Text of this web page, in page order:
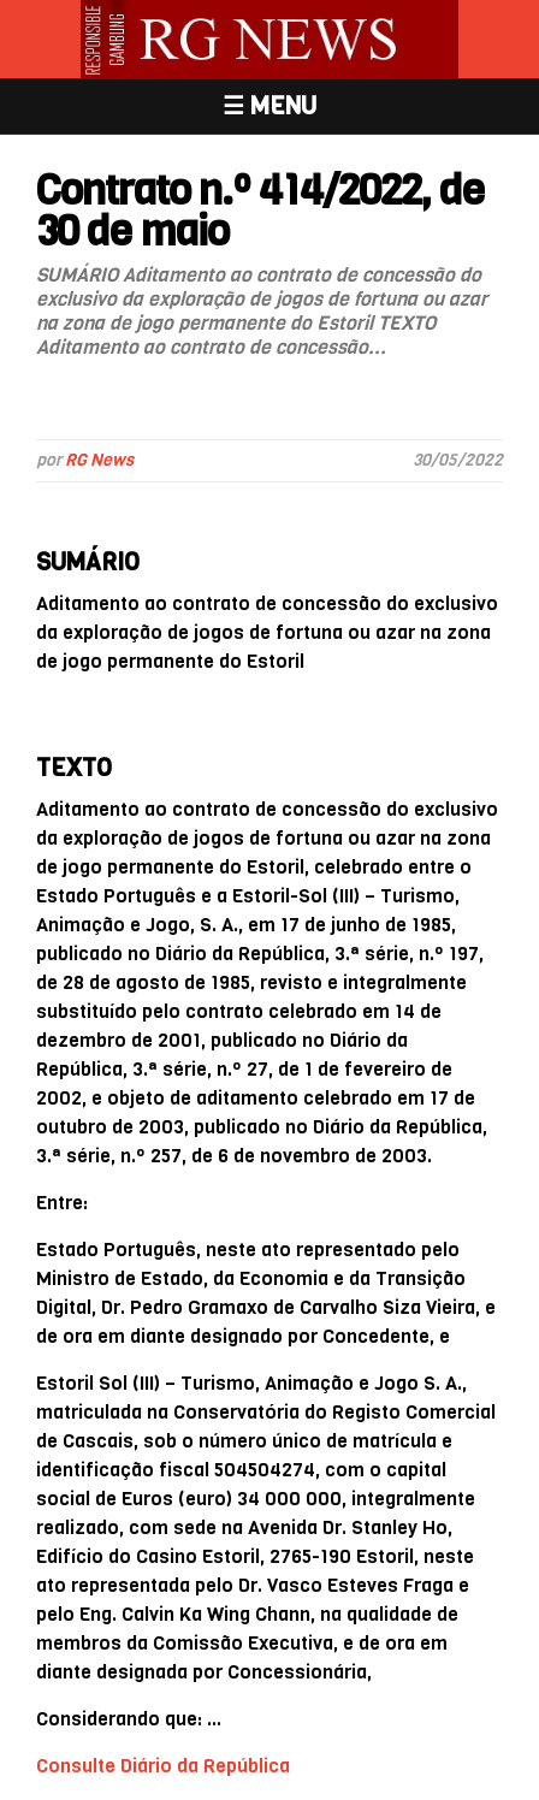
☰ MENU
Contrato n.º 414/2022, de
30 de maio
SUMÁRIO Aditamento ao contrato de concessão do
exclusivo da exploração de jogos de fortuna ou azar
na zona de jogo permanente do Estoril TEXTO
Aditamento ao contrato de concessão...
porRG News 30/05/2022
SUMÁRIO
Aditamento ao contrato de concessão do exclusivo
da exploração de jogos de fortuna ou azar na zona
de jogo permanente do Estoril
TEXTO
Aditamento ao contrato de concessão do exclusivo
da exploração de jogos de fortuna ou azar na zona
de jogo permanente do Estoril, celebrado entre o
Estado Português e a Estoril-Sol (III) – Turismo,
Animação e Jogo, S. A., em 17 de junho de 1985,
publicado no Diário da República, 3.ª série, n.º 197,
de 28 de agosto de 1985, revisto e integralmente
substituído pelo contrato celebrado em 14 de
dezembro de 2001, publicado no Diário da
República, 3.ª série, n.º 27, de 1 de fevereiro de
2002, e objeto de aditamento celebrado em 17 de
outubro de 2003, publicado no Diário da República,
3.ª série, n.º 257, de 6 de novembro de 2003.
Entre:
Estado Português, neste ato representado pelo
Ministro de Estado, da Economia e da Transição
Digital, Dr. Pedro Gramaxo de Carvalho Siza Vieira, e
de ora em diante designado por Concedente, e
Estoril Sol (III) – Turismo, Animação e Jogo S. A.,
matriculada na Conservatória do Registo Comercial
de Cascais, sob o número único de matrícula e
identificação fiscal 504504274, com o capital
social de Euros (euro) 34 000 000, integralmente
realizado, com sede na Avenida Dr. Stanley Ho,
Edifício do Casino Estoril, 2765-190 Estoril, neste
ato representada pelo Dr. Vasco Esteves Fraga e
pelo Eng. Calvin Ka Wing Chann, na qualidade de
membros da Comissão Executiva, e de ora em
diante designada por Concessionária,
Considerando que: …
Consulte Diário da República